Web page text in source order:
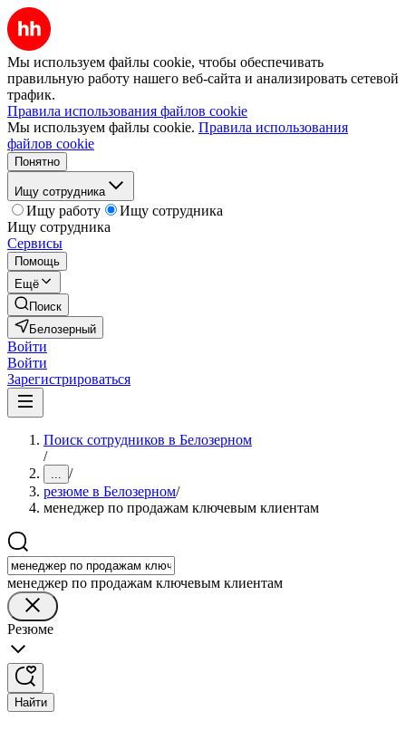
Мы используем файлы cookie, чтобы обеспечивать
правильную работу нашего веб-сайта и анализировать сетевой
трафик.
Правила использования файлов cookie
Мы используем файлы cookie. Правила использования
файлов cookie
Понятно
Ищу сотрудника
Ищу работу
Ищу сотрудника
Ищу сотрудника
Сервисы
Помощь
Ещё
Поиск
Белозерный
Войти
Войти
Зарегистрироваться
Поиск сотрудников в Белозерном
/
... /
резюме в Белозерном/
менеджер по продажам ключевым клиентам
менеджер по продажам ключевым клиентам
Резюме
Найти